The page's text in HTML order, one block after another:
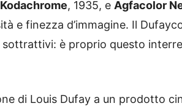
Kodachrome, 1935, e Agfacolor
e finezza d’immagine. Il
è proprio questo
di Louis Dufay a un prodotto